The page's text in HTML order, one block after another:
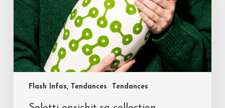
Flash Infos, Tendances Tendances